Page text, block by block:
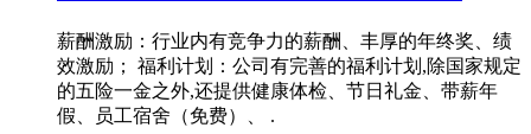
薪酬激励：行业内有竞争力的薪酬、丰厚的年终奖、绩
效激励； 福利计划：公司有完善的福利计划,除国家规定
的五险一金之外,还提供健康体检、节日礼金、带薪年
假、员工宿舍（免费）、 .